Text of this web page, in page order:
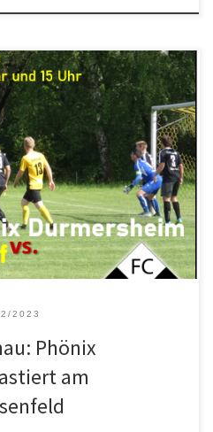
Uhr), gastiert mit dem FC Phönix
im Plittersdorfer
mit sechs Punkten nur einen
die Schwarzgelben, konnten diese
Begegnungen mit hohen
2 […]
2023
Phönix
am